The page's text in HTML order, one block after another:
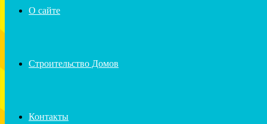
О сайте
Строительство Домов
Контакты